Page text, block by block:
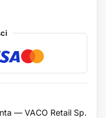
— VACO Retail Sp.